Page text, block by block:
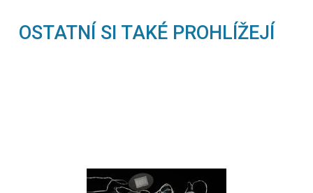
OSTATNÍ SI TAKÉ PROHLÍŽEJÍ